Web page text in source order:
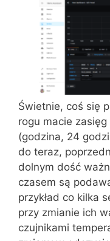
Świetnie, coś się
rogu macie
(godzina, 24
do teraz,
dolnym dość
czasem są
przykład co kilka
przy zmianie ich
czujnikami